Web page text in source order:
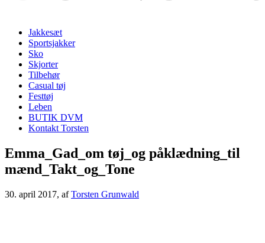
Jakkesæt
Sportsjakker
Sko
Skjorter
Tilbehør
Casual tøj
Festtøj
Leben
BUTIK DVM
Kontakt Torsten
Emma_Gad_om tøj_og påklædning_til
mænd_Takt_og_Tone
30. april 2017, afTorsten Grunwald